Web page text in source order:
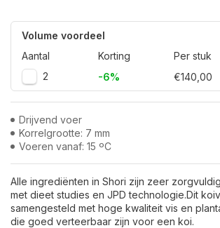
Volume voordeel
Aantal
Korting
Per stuk
2
-6% €140,00
Drijvend voer
Korrelgrootte: 7 mm
Voeren vanaf: 15 ºC
Alle ingrediënten in Shori zijn zeer
met dieet studies en JPD technologie.Dit
samengesteld met hoge kwaliteit vis en
die goed verteerbaar zijn voor een koi.